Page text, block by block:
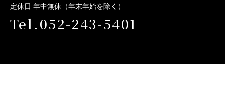
定休日 年中無休（年末年始を除く）
Tel.052-243-5401